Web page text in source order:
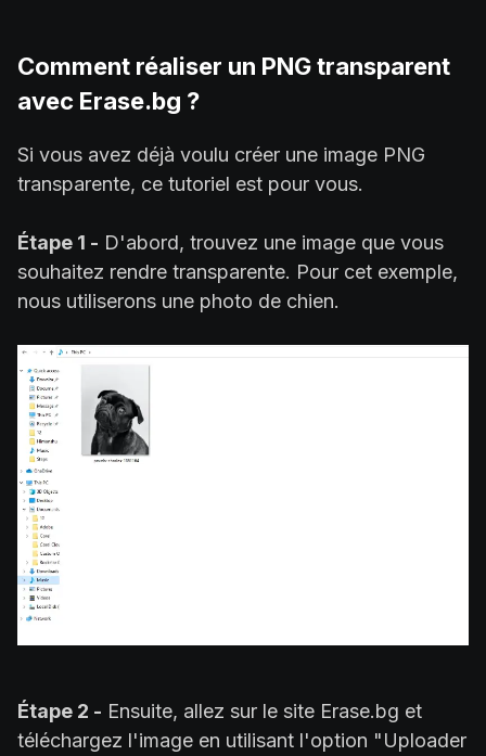
Comment réaliser un PNG transparent
avec Erase.bg ?
Si vous avez déjà voulu créer une image PNG
transparente, ce tutoriel est pour vous.
Étape 1 - D'abord, trouvez une image que vous
souhaitez rendre transparente. Pour cet exemple,
nous utiliserons une photo de chien.
Étape 2 - Ensuite, allez sur le site Erase.bg et
téléchargez l'image en utilisant l'option "Uploader